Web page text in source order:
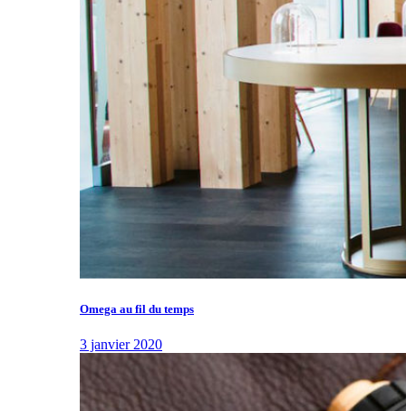
Omega au fil du temps
3 janvier 2020